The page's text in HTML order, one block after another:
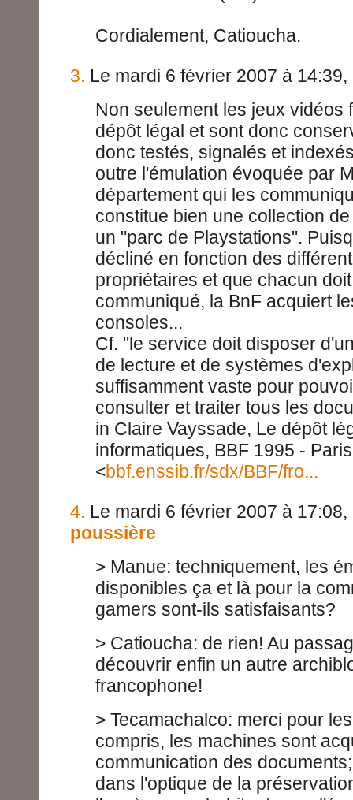
Cordialement, Catioucha.
3. Le mardi 6 février 2007 à
Non seulement les jeux vidéos
dépôt légal et sont donc
donc testés, signalés et
outre l'émulation évoquée par
département qui les
constitue bien une collection
un "parc de Playstations".
décliné en fonction des
propriétaires et que chacun
communiqué, la BnF acquiert
consoles...
Cf. "le service doit disposer
de lecture et de systèmes
suffisamment vaste pour
consulter et traiter tous les
in Claire Vayssade, Le dépôt
informatiques, BBF 1995 -
<bbf.enssib.fr/sdx/BBF/fro...
4. Le mardi 6 février 2007 à
poussière
> Manue: techniquement, les
disponibles ça et là pour la
gamers sont-ils satisfaisants?
> Catioucha: de rien! Au
découvrir enfin un autre
francophone!
> Tecamachalco: merci pour
compris, les machines sont
communication des
dans l'optique de la